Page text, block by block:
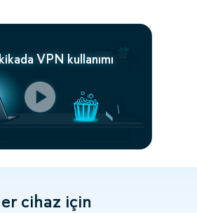
VPN kullanımı
cihaz için